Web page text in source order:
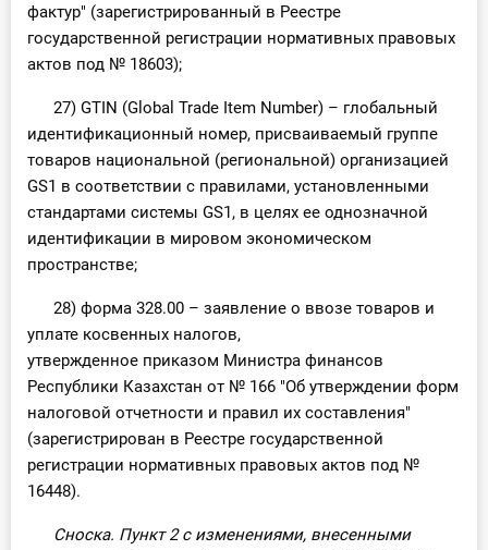
фактур" (зарегистрированный в Реестре
государственной регистрации нормативных правовых
актов под № 18603);
27) GTIN (Global Trade Item Number) – глобальный
идентификационный номер, присваиваемый группе
товаров национальной (региональной) организацией
GS1 в соответствии с правилами, установленными
стандартами системы GS1, в целях ее однозначной
идентификации в мировом экономическом
пространстве;
28) форма 328.00 – заявление о ввозе товаров и
уплате косвенных налогов,
утвержденное приказом Министра финансов
Республики Казахстан от № 166 "Об утверждении форм
налоговой отчетности и правил их составления"
(зарегистрирован в Реестре государственной
регистрации нормативных правовых актов под №
16448).
Сноска. Пункт 2 с изменениями, внесенными